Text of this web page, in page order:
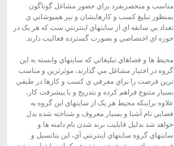
مناسب و منحصربفرد براي حضور مشاغل گوناگون
بمنظور تبليغ کسب و کارهايشان و نيز همپوشاني ي
تعداد بي سابقه اي از سايتهاي اينترنتي ست که هر يک در
حوزه اي اختصاصي و بصورت گسترده فعاليت دارند.
محيط ها و فضاهاي تبليغاتي که سايتهاي وابسته به اين
گروه در اختيار مشاغل مي گذارند، موثرترين و مناسب
ترين فرصت را براي معرفي ي کسب و کارها در طيفي
بسيار متنوع فراهم کرده و بتدريج و با پيشرفت کار،
علاوه براينکه محيط هر يک از سايتهاي اين گروه به
فضايي نام آشنا و بسيار معروف و شناخته شده بدل
خواهد شد بدليل قابليت برند شدن نام دامنه ها و
سايتهاي گروه سايتهاي اينترنتي آي، اين پتانسيل و